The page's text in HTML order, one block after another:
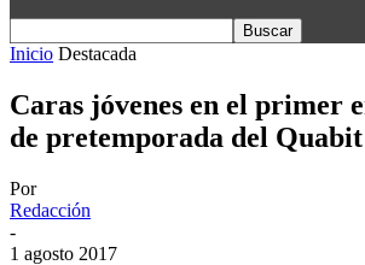
Inicio Destacada
Caras jóvenes en el primer
de pretemporada del
Por
Redacción
-
1 agosto 2017